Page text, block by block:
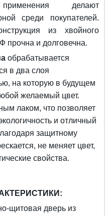
применения делают
среди покупателей.
из хвойного
прочна и долговечна.
обрабатывается
в два слоя
на которую в будущем
желаемый цвет.
лаком, что позволяет
и отличный
защитному
не меняет цвет,
свойства.
щитовая дверь из